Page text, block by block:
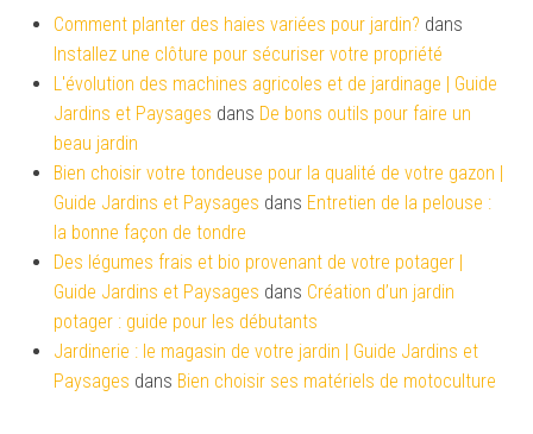
Comment planter des haies variées pour jardin? dans
Installez une clôture pour sécuriser votre propriété
L'évolution des machines agricoles et de jardinage | Guide
Jardins et Paysages dans De bons outils pour faire un
beau jardin
Bien choisir votre tondeuse pour la qualité de votre gazon |
Guide Jardins et Paysages dans Entretien de la pelouse :
la bonne façon de tondre
Des légumes frais et bio provenant de votre potager |
Guide Jardins et Paysages dans Création d’un jardin
potager : guide pour les débutants
Jardinerie : le magasin de votre jardin | Guide Jardins et
Paysages dans Bien choisir ses matériels de motoculture